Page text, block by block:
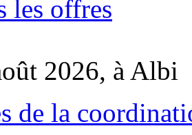
les offres
2026, à Albi
de la